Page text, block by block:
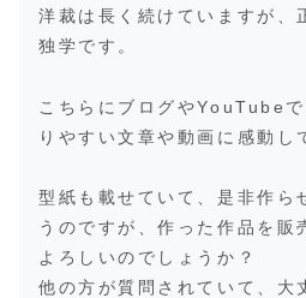
洋裁は長く続けていますが、
独学です。
こちらにブログやYouTube
りやすい文章や動画に感動し
型紙も載せていて、是非作ら
うのですが、作った作品を販
よろしいのでしょうか？
他の方が質問されていて、大